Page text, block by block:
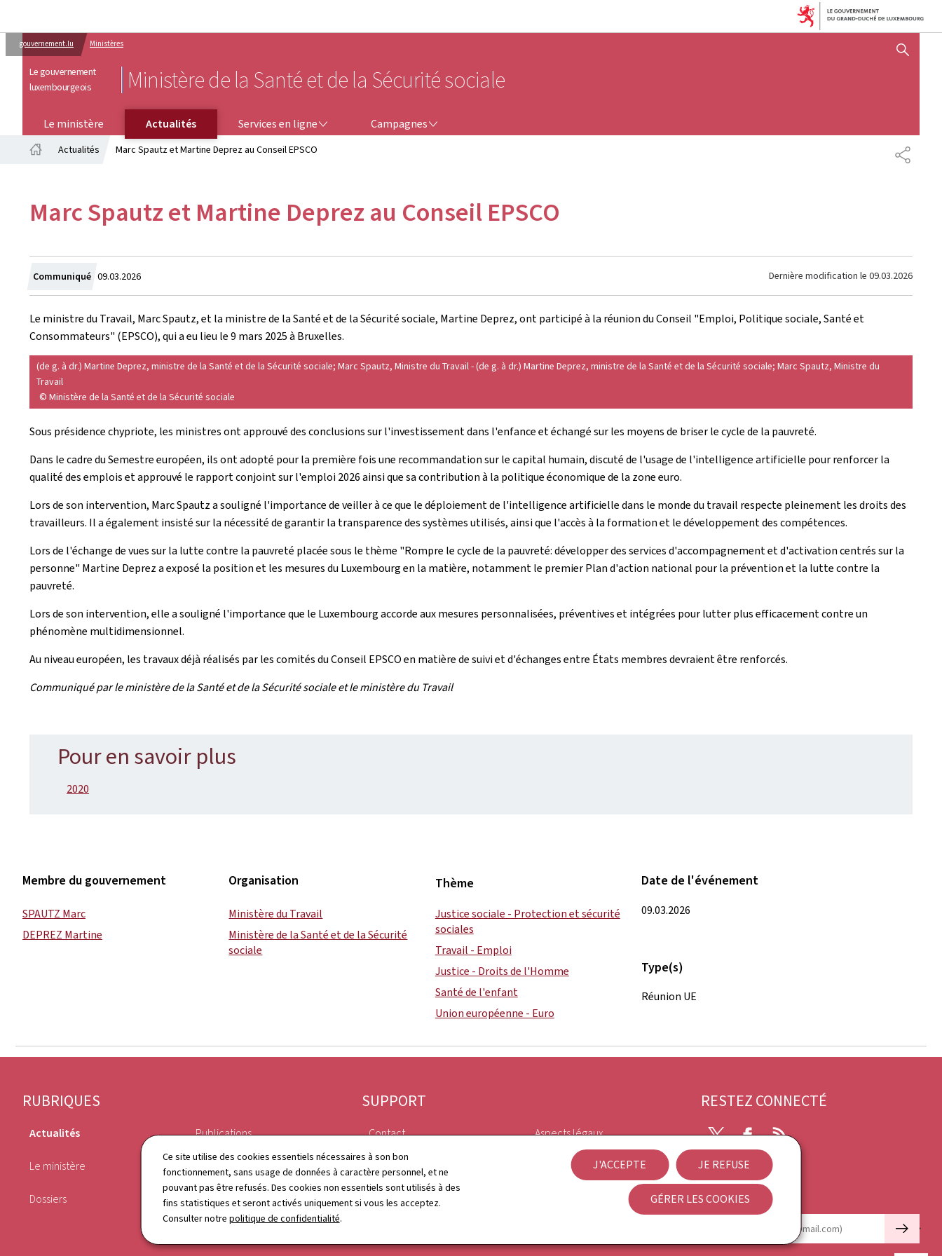
Ce site utilise des cookies essentiels nécessaires à son bon
fonctionnement, sans usage de données à caractère personnel, et ne
pouvant pas être refusés. Des cookies non essentiels sont utilisés à des
fins statistiques et seront activés uniquement si vous les acceptez.
Consulter notre politique de confidentialité.
J'ACCEPTE JE REFUSE
GÉRER LES COOKIES
gouvernement.lu Ministères
Le gouvernement
luxembourgeois
Ministère de la Santé et de la Sécurité sociale
AFFICHER / MASQUER
Le ministère Actualités Services en ligne Campagnes
Actualités Marc Spautz et Martine Deprez au Conseil EPSCO
Marc Spautz et Martine Deprez au Conseil EPSCO
Communiqué Crée
le
09.03.2026 Dernière modification le 09.03.2026
Le ministre du Travail, Marc Spautz, et la ministre de la Santé et de la Sécurité sociale, Martine Deprez, ont participé à la réunion du Conseil "Emploi, Politique sociale, Santé et
Consommateurs" (EPSCO), qui a eu lieu le 9 mars 2025 à Bruxelles.
(de g. à dr.) Martine Deprez, ministre de la Santé et de la Sécurité sociale; Marc Spautz, Ministre du Travail - (de g. à dr.) Martine Deprez, ministre de la Santé et de la Sécurité sociale; Marc Spautz, Ministre du
Travail
© Ministère de la Santé et de la Sécurité sociale
Sous présidence chypriote, les ministres ont approuvé des conclusions sur l'investissement dans l'enfance et échangé sur les moyens de briser le cycle de la pauvreté.
Dans le cadre du Semestre européen, ils ont adopté pour la première fois une recommandation sur le capital humain, discuté de l'usage de l'intelligence artificielle pour renforcer la
qualité des emplois et approuvé le rapport conjoint sur l'emploi 2026 ainsi que sa contribution à la politique économique de la zone euro.
Lors de son intervention, Marc Spautz a souligné l'importance de veiller à ce que le déploiement de l'intelligence artificielle dans le monde du travail respecte pleinement les droits des
travailleurs. Il a également insisté sur la nécessité de garantir la transparence des systèmes utilisés, ainsi que l'accès à la formation et le développement des compétences.
Lors de l'échange de vues sur la lutte contre la pauvreté placée sous le thème "Rompre le cycle de la pauvreté: développer des services d'accompagnement et d'activation centrés sur la
personne" Martine Deprez a exposé la position et les mesures du Luxembourg en la matière, notamment le premier Plan d'action national pour la prévention et la lutte contre la
pauvreté.
Lors de son intervention, elle a souligné l'importance que le Luxembourg accorde aux mesures personnalisées, préventives et intégrées pour lutter plus efficacement contre un
phénomène multidimensionnel.
Au niveau européen, les travaux déjà réalisés par les comités du Conseil EPSCO en matière de suivi et d'échanges entre États membres devraient être renforcés.
Communiqué par le ministère de la Santé et de la Sécurité sociale et le ministère du Travail
Pour en savoir plus
2020
Membre du gouvernement
SPAUTZ Marc
DEPREZ Martine
Organisation
Ministère du Travail
Ministère de la Santé et de la Sécurité
sociale
Thème
Justice sociale - Protection et sécurité
sociales
Travail - Emploi
Justice - Droits de l'Homme
Santé de l'enfant
Union européenne - Euro
Date de l'événement
09.03.2026
Type(s)
Réunion UE
Pied
de
RUBRIQUES
Actualités
Le ministère
Dossiers
Publications
Agenda
Annuaire
SUPPORT
Contact
Plan du site
À propos du site
Aspects légaux
Déclaration d'accessibilité
RESTEZ CONNECTÉ
X Facebook
RSS
Newsletter
🡒